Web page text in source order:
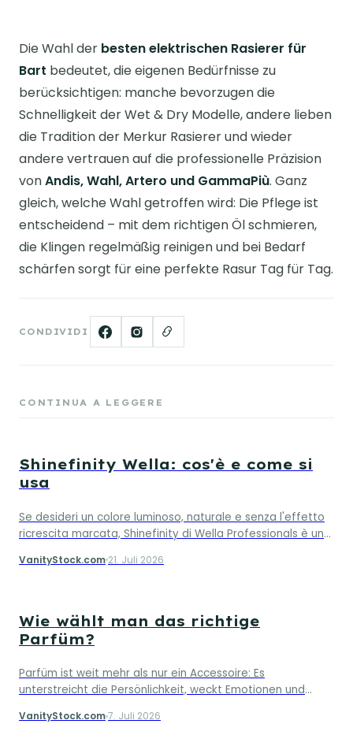
Die Wahl der besten elektrischen Rasierer für
Bart bedeutet, die eigenen Bedürfnisse zu
berücksichtigen: manche bevorzugen die
Schnelligkeit der Wet & Dry Modelle, andere lieben
die Tradition der Merkur Rasierer und wieder
andere vertrauen auf die professionelle Präzision
vonAndis, Wahl, Artero und GammaPiù. Ganz
gleich, welche Wahl getroffen wird: Die Pflege ist
entscheidend – mit dem richtigen Öl schmieren,
die Klingen regelmäßig reinigen und bei Bedarf
schärfen sorgt für eine perfekte Rasur Tag für Tag.
CONDIVIDI
CONTINUA A LEGGERE
Shinefinity Wella: cos'è e come si
usa
Se desideri un colore luminoso, naturale e senza l'effetto
ricrescita marcata, Shinefinity di Wella Professionals è una
sistema di colorazione d…
VanityStock.com 21. Juli 2026
Wie wählt man das richtige
Parfüm?
Parfüm ist weit mehr als nur ein Accessoire: Es
unterstreicht die Persönlichkeit, weckt Emotionen und
immer einfach zu verstehen, wie man ei…
VanityStock.com7. Juli 2026